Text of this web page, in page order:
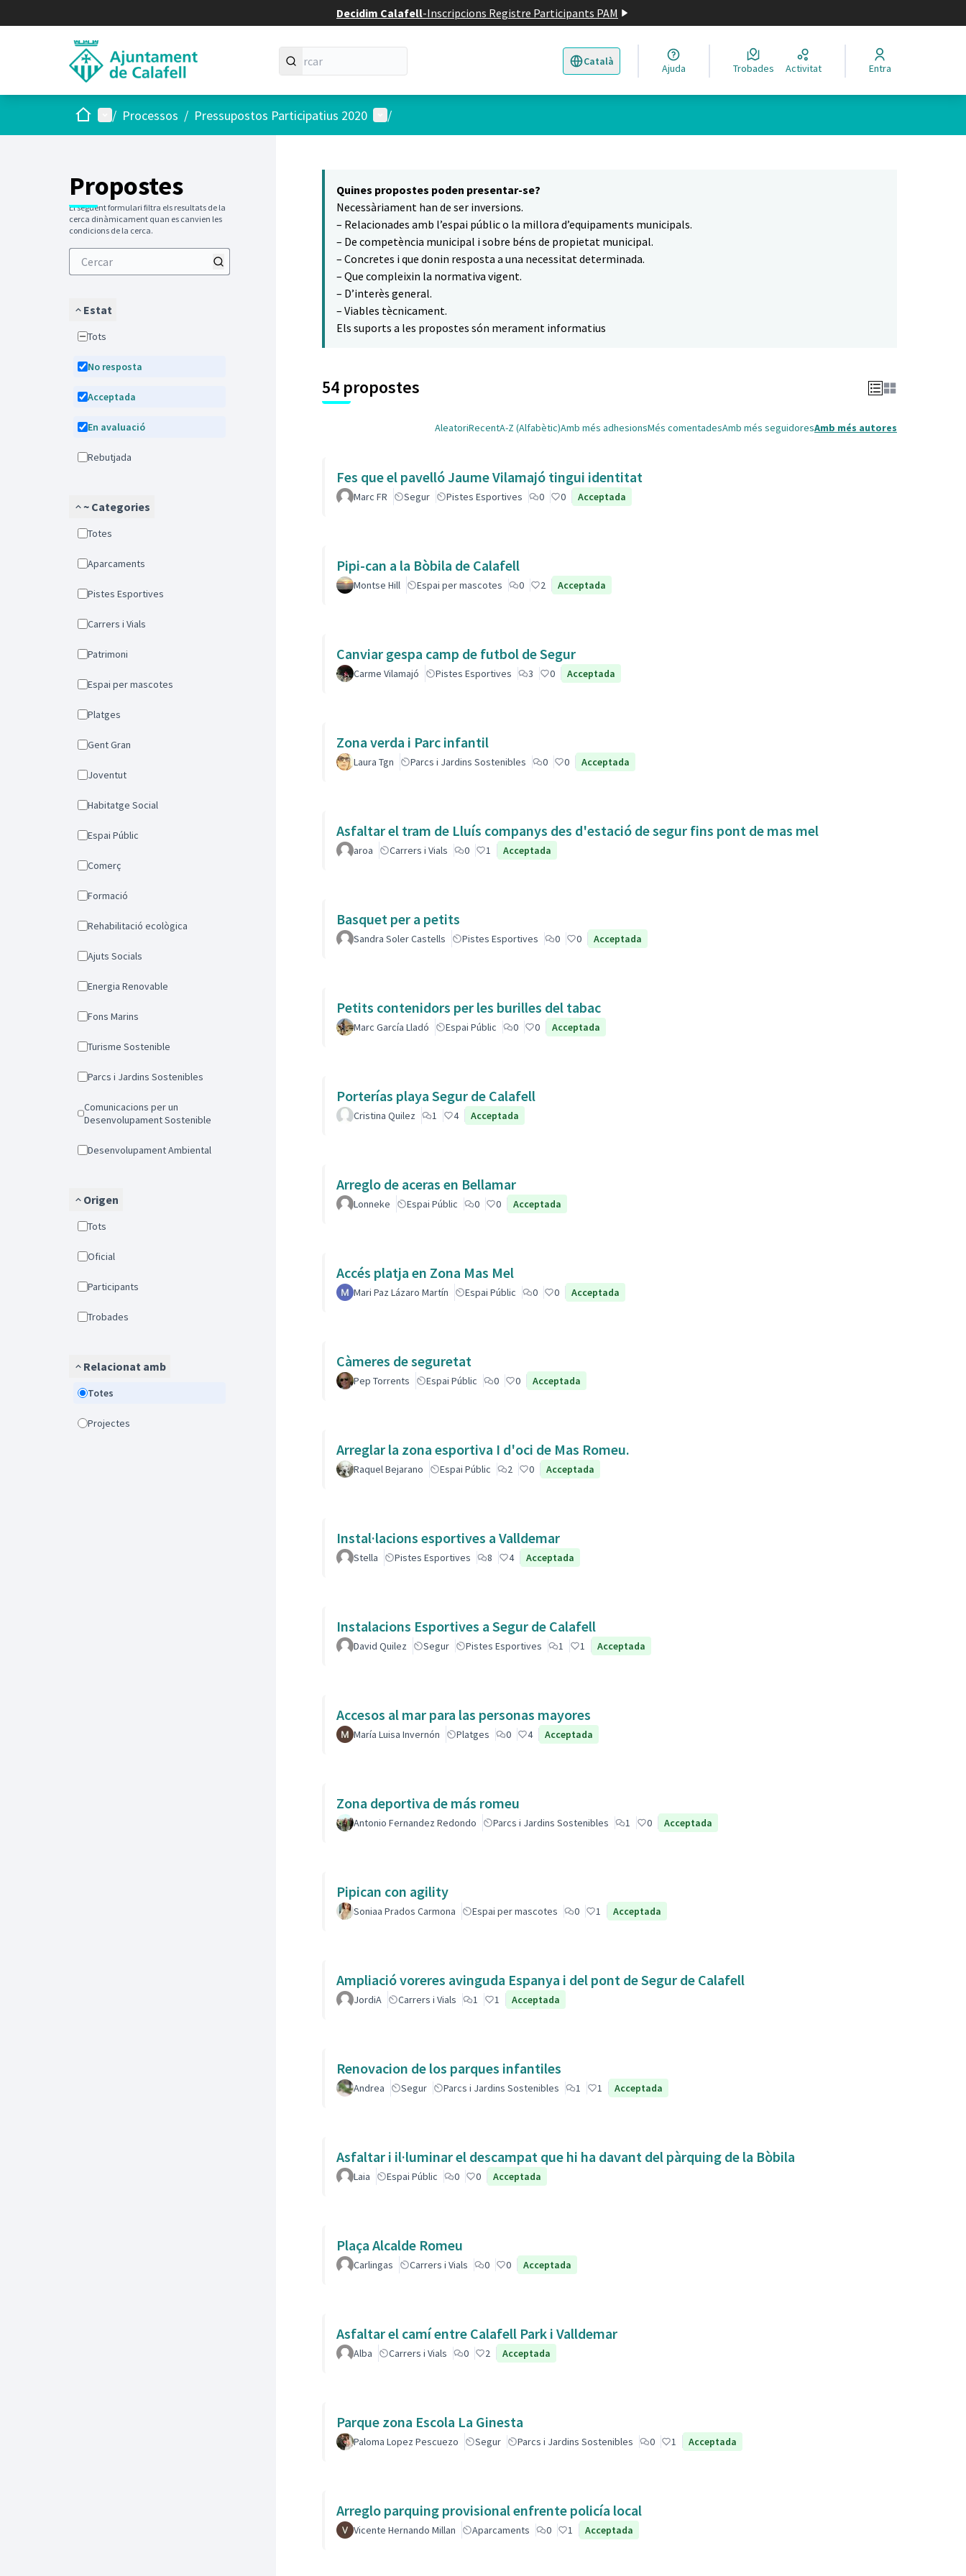
Decidim Calafell-Inscripcions Registre Participants PAM
Català
Triar la llengua Elegir el idioma
Ajuda Trobades Activitat Entra
Inici Menú principal
/ Processos / Pressupostos Participatius 2020 Menú d'usuari
/
Propostes
El següent formulari filtra els resultats de la
cerca dinàmicament quan es canvien les
condicions de la cerca.
Estat
Tots
No resposta
Acceptada
En avaluació
Rebutjada
~ Categories
Totes
Aparcaments
Pistes Esportives
Carrers i Vials
Patrimoni
Espai per mascotes
Platges
Gent Gran
Joventut
Habitatge Social
Espai Públic
Comerç
Formació
Rehabilitació ecològica
Ajuts Socials
Energia Renovable
Fons Marins
Turisme Sostenible
Parcs i Jardins Sostenibles
Comunicacions per un
Desenvolupament Sostenible
Desenvolupament Ambiental
Origen
Tots
Oficial
Participants
Trobades
Relacionat amb
Totes
Projectes
5
Quines propostes poden presentar-se?
Necessàriament han de ser inversions.
– Relacionades amb l’espai públic o la millora d’equipaments municipals.
– De competència municipal i sobre béns de propietat municipal.
– Concretes i que donin resposta a una necessitat determinada.
– Que compleixin la normativa vigent.
– D’interès general.
– Viables tècnicament.
Els suports a les propostes són merament informatius
54 propostes
AleatoriRecentA-Z (Alfabètic)Amb més adhesionsMés comentadesAmb més seguidoresAmb més autores
Fes que el pavelló Jaume Vilamajó tingui identitat
Marc FR Segur Pistes Esportives 0 0 Acceptada
Pipi-can a la Bòbila de Calafell
Montse Hill Espai per mascotes 0 2 Acceptada
Canviar gespa camp de futbol de Segur
Carme Vilamajó Pistes Esportives 3 0 Acceptada
Zona verda i Parc infantil
Laura Tgn Parcs i Jardins Sostenibles 0 0 Acceptada
Asfaltar el tram de Lluís companys des d'estació de segur fins pont de mas mel
aroa Carrers i Vials 0 1 Acceptada
Basquet per a petits
Sandra Soler Castells Pistes Esportives 0 0 Acceptada
Petits contenidors per les burilles del tabac
Marc García Lladó Espai Públic 0 0 Acceptada
Porterías playa Segur de Calafell
Cristina Quilez 1 4 Acceptada
Arreglo de aceras en Bellamar
Lonneke Espai Públic 0 0 Acceptada
Accés platja en Zona Mas Mel
Mari Paz Lázaro Martín Espai Públic 0 0 Acceptada
Càmeres de seguretat
Pep Torrents Espai Públic 0 0 Acceptada
Arreglar la zona esportiva I d'oci de Mas Romeu.
Raquel Bejarano Espai Públic 2 0 Acceptada
Instal·lacions esportives a Valldemar
Stella Pistes Esportives 8 4 Acceptada
Instalacions Esportives a Segur de Calafell
David Quilez Segur Pistes Esportives 1 1 Acceptada
Accesos al mar para las personas mayores
María Luisa Invernón Platges 0 4 Acceptada
Zona deportiva de más romeu
Antonio Fernandez Redondo Parcs i Jardins Sostenibles 1 0 Acceptada
Pipican con agility
Soniaa Prados Carmona Espai per mascotes 0 1 Acceptada
Ampliació voreres avinguda Espanya i del pont de Segur de Calafell
JordiA Carrers i Vials 1 1 Acceptada
Renovacion de los parques infantiles
Andrea Segur Parcs i Jardins Sostenibles 1 1 Acceptada
Asfaltar i il·luminar el descampat que hi ha davant del pàrquing de la Bòbila
Laia Espai Públic 0 0 Acceptada
Plaça Alcalde Romeu
Carlingas Carrers i Vials 0 0 Acceptada
Asfaltar el camí entre Calafell Park i Valldemar
Alba Carrers i Vials 0 2 Acceptada
Parque zona Escola La Ginesta
Paloma Lopez Pescuezo Segur Parcs i Jardins Sostenibles 0 1 Acceptada
Arreglo parquing provisional enfrente policía local
Vicente Hernando Millan Aparcaments 0 1 Acceptada